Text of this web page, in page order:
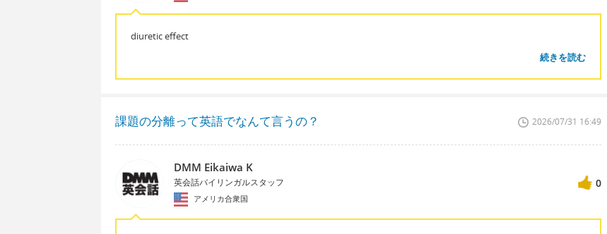
diuretic effect
続きを読む
課題の分離って英語でなんて言うの？ 2026/07/31 16:49
DMM Eikaiwa K
英会話バイリンガルスタッフ
アメリカ合衆国
0